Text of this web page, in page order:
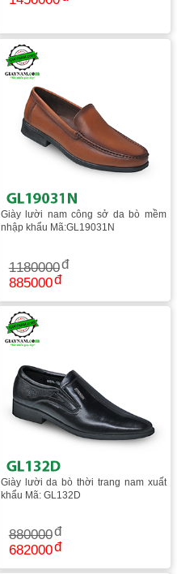
Giày lười nam công sở da bò mềm
nhập khẩu Mã:GL19031N
1180000
885000
Giày lười da bò thời trang nam xuất
khẩu Mã: GL132D
880000
682000